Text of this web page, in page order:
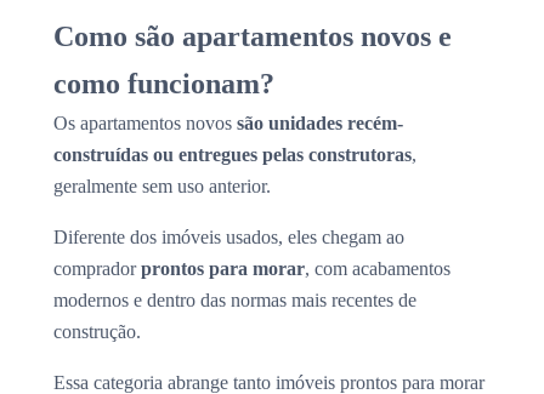
Como são apartamentos novos e
como funcionam?
Os apartamentos novos são unidades recém-
construídas ou entregues pelas construtoras,
geralmente sem uso anterior.
Diferente dos imóveis usados, eles chegam ao
compradorprontos para morar, com acabamentos
modernos e dentro das normas mais recentes de
construção.
Essa categoria abrange tanto imóveis prontos para morar